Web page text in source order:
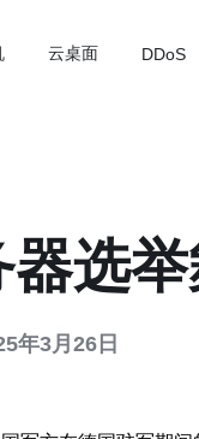
云桌面 DDoS
选
年3月26日